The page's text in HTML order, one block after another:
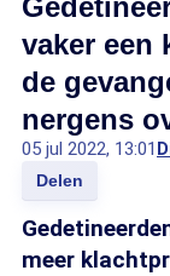
vaker een
de
nergens
05 jul 2022, 13:01
Delen
meer